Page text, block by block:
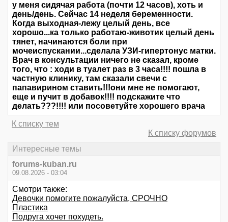
у меня сидячая работа (почти 12 часов), хоть и
день/день. Сейчас 14 неделя беременности.
Когда выходная-лежу целый день, все
хорошо...ка только работаю-животик целый день
тянет, начинаются боли при
мочеиспускании...сделала УЗИ-гипертонус матки.
Врач в консультации ничего не сказал, кроме
того, что : ходи в туалет раз в 3 часа!!!! пошла в
частную клинику, там сказали свечи с
папавирином ставить!!!они мне не помогают,
еще и пучит в добавок!!!! подскажите что
делать???!!!! или посоветуйте хорошего врача
К списку тем
К списку форумов
Интересные темы
forums-kuban.ru
09.08.2026 - 03:04
Смотри также:
Девочки помогите пожалуйста, СРОЧНО
Пластика
Подруга хочет похудеть.